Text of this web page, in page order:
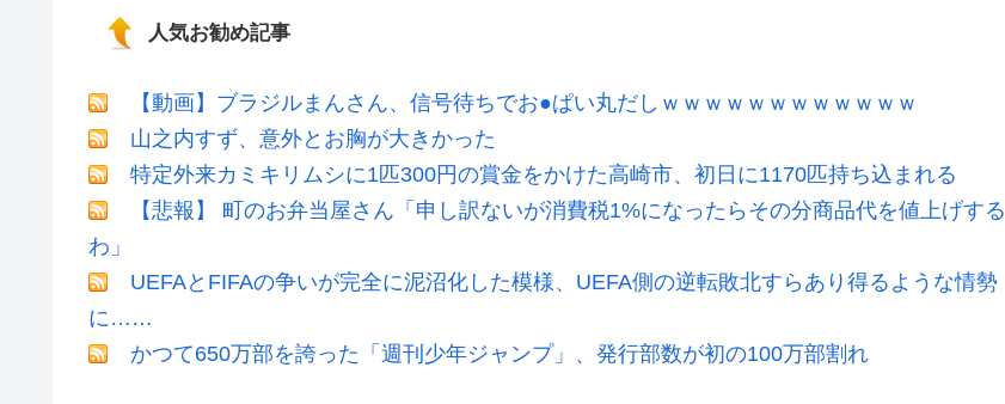
人気お勧め記事
【動画】ブラジルまんさん、信号待ちでお●ぱい丸だしｗｗｗｗｗｗｗｗｗｗｗｗ
山之内すず、意外とお胸が大きかった
特定外来カミキリムシに1匹300円の賞金をかけた高崎市、初日に1170匹持ち込まれる
【悲報】 町のお弁当屋さん「申し訳ないが消費税1%になったらその分商品代を値上げする
わ」
UEFAとFIFAの争いが完全に泥沼化した模様、UEFA側の逆転敗北すらあり得るような情勢
に……
かつて650万部を誇った「週刊少年ジャンプ」、発行部数が初の100万部割れ